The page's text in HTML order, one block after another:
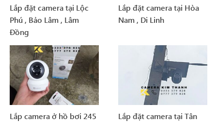
Lắp đặt camera tại Lộc
Phú , Bảo Lâm , Lâm
Đồng
Lắp đặt camera tại Hòa
Nam , Di Linh
Lắp camera ở hồ bơi 245
Lắp đặt camera tại Tân